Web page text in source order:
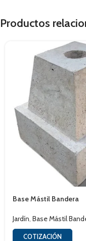
Productos
Base Mástil Bandera
Jardín, Base Mástil
COTIZACIÓN